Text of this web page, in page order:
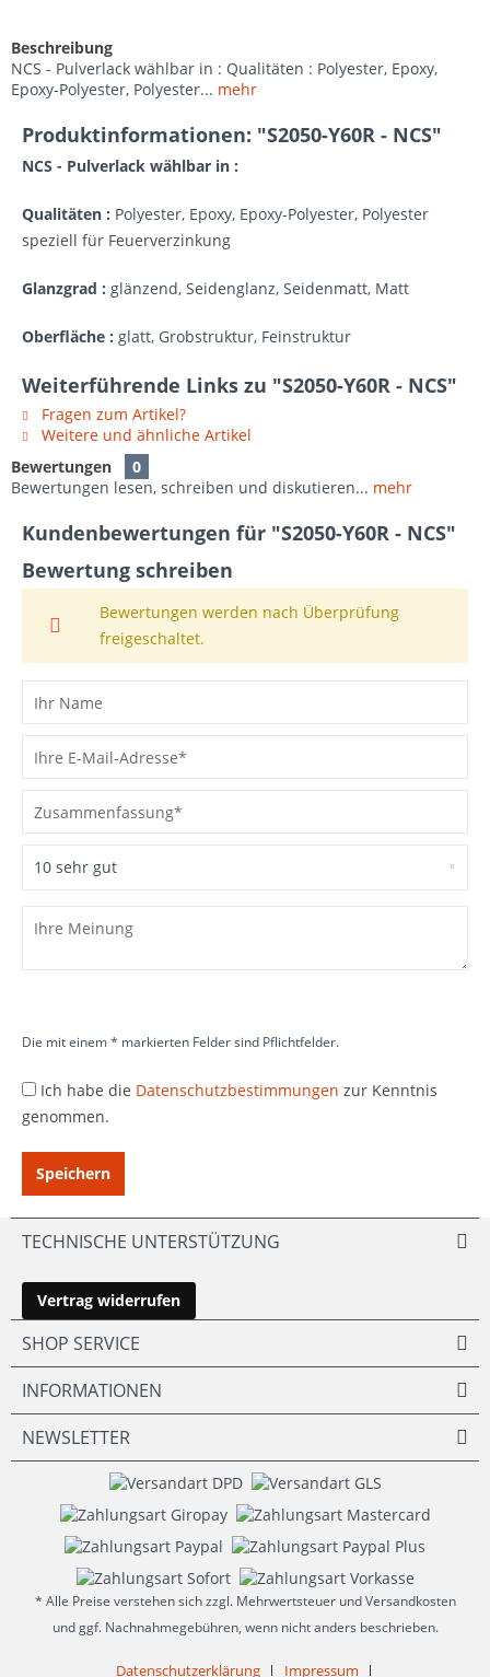
Beschreibung
NCS - Pulverlack wählbar in : Qualitäten : Polyester, Epoxy,
Epoxy-Polyester, Polyester... mehr
Produktinformationen: "S2050-Y60R - NCS"
NCS - Pulverlack wählbar in :
Qualitäten : Polyester, Epoxy, Epoxy-Polyester, Polyester
speziell für Feuerverzinkung
Glanzgrad : glänzend, Seidenglanz, Seidenmatt, Matt
Oberfläche : glatt, Grobstruktur, Feinstruktur
Weiterführende Links zu "S2050-Y60R - NCS"
Fragen zum Artikel?
Weitere und ähnliche Artikel
Bewertungen
0
Bewertungen lesen, schreiben und diskutieren... mehr
Kundenbewertungen für "S2050-Y60R - NCS"
Bewertung schreiben
Bewertungen werden nach Überprüfung
freigeschaltet.
Die mit einem * markierten Felder sind Pflichtfelder.
Ich habe die Datenschutzbestimmungen zur Kenntnis
genommen.
Speichern
TECHNISCHE UNTERSTÜTZUNG
Vertrag widerrufen
SHOP SERVICE
INFORMATIONEN
NEWSLETTER
* Alle Preise verstehen sich zzgl. Mehrwertsteuer und Versandkosten
und ggf. Nachnahmegebühren, wenn nicht anders beschrieben.
Datenschutzerklärung Impressum